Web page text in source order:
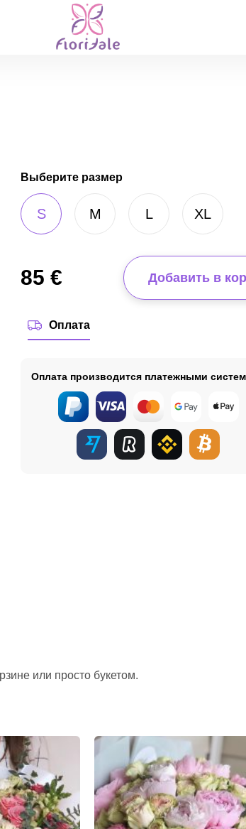
Выберите размер
S M L XL
85 € Добавить в
Оплата
Оплата производится платежными
или просто букетом.